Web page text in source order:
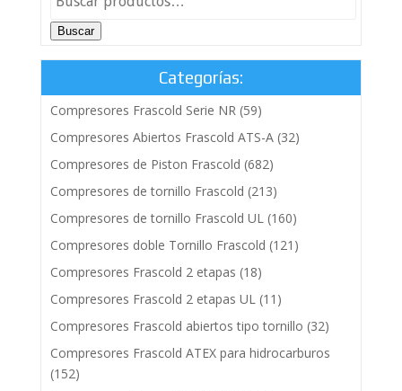
Buscar
Categorías:
Compresores Frascold Serie NR (59)
Compresores Abiertos Frascold ATS-A (32)
Compresores de Piston Frascold (682)
Compresores de tornillo Frascold (213)
Compresores de tornillo Frascold UL (160)
Compresores doble Tornillo Frascold (121)
Compresores Frascold 2 etapas (18)
Compresores Frascold 2 etapas UL (11)
Compresores Frascold abiertos tipo tornillo (32)
Compresores Frascold ATEX para hidrocarburos
(152)